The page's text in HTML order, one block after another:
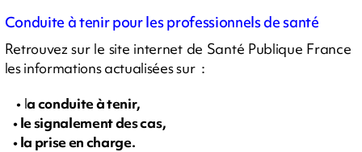
Conduite à tenir pour les professionnels de santé
Retrouvez sur le site internet de Santé Publique France
les informations actualisées sur :
• la conduite à tenir,
• le signalement des cas,
• la prise en charge.